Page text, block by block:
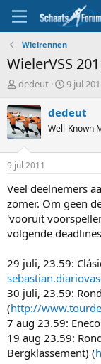
Wielrennen
WielerVSS
T
p
i
c
s
a
r
e
r
dedeut
S
a
t
t
u
9 jul
dedeut
Well-Known
9 jul 2011
Veel deelnemers
zomer. Om geen
'vooruit
volgende
29 juli, 23.59:
30 juli, 23.59:
(http://
7 aug 23.59:
19 aug 23.59:
Bergklassement) (